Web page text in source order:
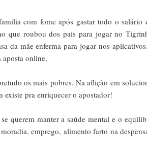
com fome após gastar todo o salário
que roubou dos pais para jogar no
da mãe enferma para jogar nos
online.
os mais pobres. Na aflição em
existe pra enriquecer o apostador!
querem manter a saúde mental e o
emprego, alimento farto na